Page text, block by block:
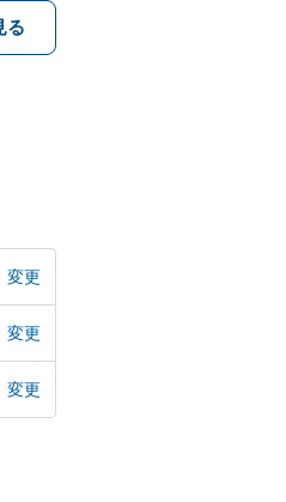
る
変更
変更
変更